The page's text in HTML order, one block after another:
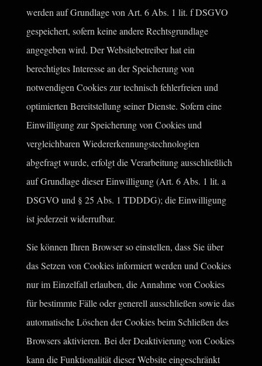
werden auf Grundlage von Art. 6 Abs. 1 lit. f DSGVO
gespeichert, sofern keine andere Rechtsgrundlage
angegeben wird. Der Websitebetreiber hat ein
berechtigtes Interesse an der Speicherung von
notwendigen Cookies zur technisch fehlerfreien und
optimierten Bereitstellung seiner Dienste. Sofern eine
Einwilligung zur Speicherung von Cookies und
vergleichbaren Wiedererkennungstechnologien
abgefragt wurde, erfolgt die Verarbeitung ausschließlich
auf Grundlage dieser Einwilligung (Art. 6 Abs. 1 lit. a
DSGVO und § 25 Abs. 1 TDDDG); die Einwilligung
ist jederzeit widerrufbar.
Sie können Ihren Browser so einstellen, dass Sie über
das Setzen von Cookies informiert werden und Cookies
nur im Einzelfall erlauben, die Annahme von Cookies
für bestimmte Fälle oder generell ausschließen sowie das
automatische Löschen der Cookies beim Schließen des
Browsers aktivieren. Bei der Deaktivierung von Cookies
kann die Funktionalität dieser Website eingeschränkt